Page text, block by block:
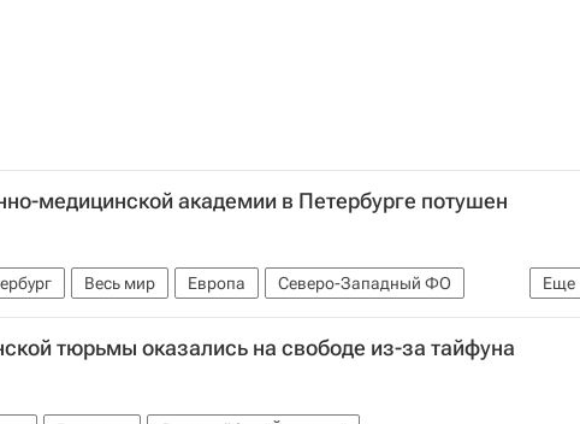
медицинской академии в Петербурге потушен
Еще
Весь мир Европа
Северо-Западный ФО
тюрьмы оказались на свободе из-за тайфуна